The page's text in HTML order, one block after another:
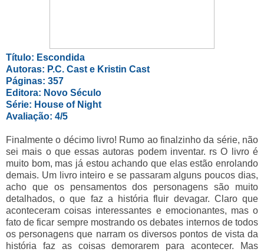
Título: Escondida
Autoras: P.C. Cast e Kristin Cast
Páginas: 357
Editora: Novo Século
Série: House of Night
Avaliação: 4/5
Finalmente o décimo livro! Rumo ao finalzinho da série, não
sei mais o que essas autoras podem inventar. rs O livro é
muito bom, mas já estou achando que elas estão enrolando
demais. Um livro inteiro e se passaram alguns poucos dias,
acho que os pensamentos dos personagens são muito
detalhados, o que faz a história fluir devagar. Claro que
aconteceram coisas interessantes e emocionantes, mas o
fato de ficar sempre mostrando os debates internos de todos
os personagens que narram os diversos pontos de vista da
história faz as coisas demorarem para acontecer. Mas